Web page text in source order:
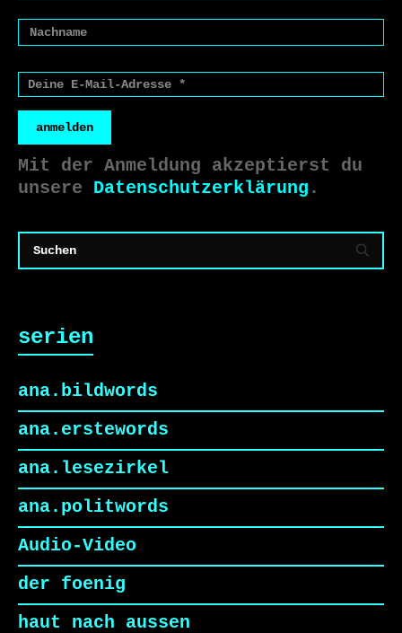
anmelden
Mit der Anmeldung akzeptierst du
unsere Datenschutzerklärung .
serien
ana.bildwords
ana.erstewords
ana.lesezirkel
ana.politwords
Audio-Video
der foenig
haut nach aussen